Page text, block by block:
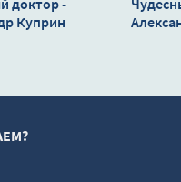
Куприн